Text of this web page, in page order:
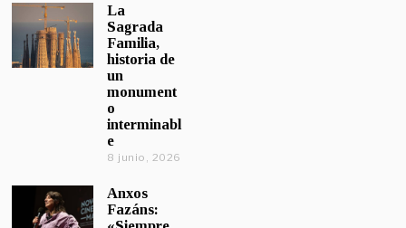
La
Sagrada
Familia,
historia de
un
monument
o
interminabl
e
8 junio, 2026
Anxos
Fazáns: